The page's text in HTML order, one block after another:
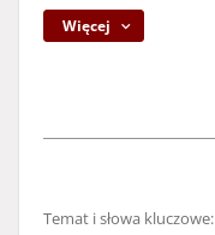
Więcej
Temat i słowa kluczowe: